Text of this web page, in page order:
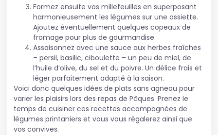
Formez ensuite vos millefeuilles en superposant
harmonieusement les légumes sur une assiette.
Ajoutez éventuellement quelques copeaux de
fromage pour plus de gourmandise.
Assaisonnez avec une sauce aux herbes fraîches
– persil, basilic, ciboulette – un peu de miel, de
l’huile d’olive, du sel et du poivre. Un délice frais et
léger parfaitement adapté à la saison.
Voici donc quelques idées de plats sans agneau pour
varier les plaisirs lors des repas de Pâques. Prenez le
temps de cuisiner ces recettes accompagnées de
légumes printaniers et vous vous régalerez ainsi que
vos convives.